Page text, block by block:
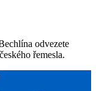
odvezete
řemesla.